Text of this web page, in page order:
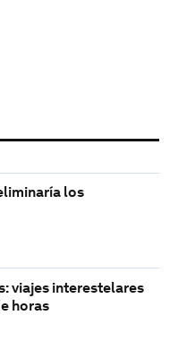
los
viajes interestelares
horas